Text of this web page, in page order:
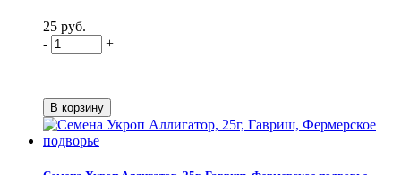
25 руб.
-
+